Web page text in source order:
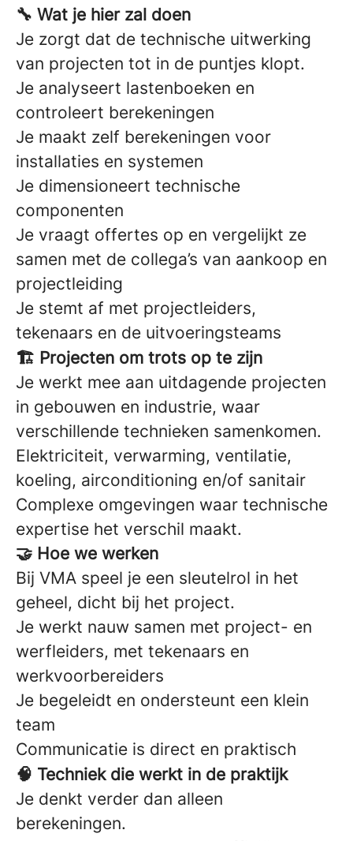
🔧 Wat je hier zal doen
Je zorgt dat de technische uitwerking
van projecten tot in de puntjes klopt.
Je analyseert lastenboeken en
controleert berekeningen
Je maakt zelf berekeningen voor
installaties en systemen
Je dimensioneert technische
componenten
Je vraagt offertes op en vergelijkt ze
samen met de collega’s van aankoop en
projectleiding
Je stemt af met projectleiders,
tekenaars en de uitvoeringsteams
🏗️ Projecten om trots op te zijn
Je werkt mee aan uitdagende projecten
in gebouwen en industrie, waar
verschillende technieken samenkomen.
Elektriciteit, verwarming, ventilatie,
koeling, airconditioning en/of sanitair
Complexe omgevingen waar technische
expertise het verschil maakt.
🤝 Hoe we werken
Bij VMA speel je een sleutelrol in het
geheel, dicht bij het project.
Je werkt nauw samen met project- en
werfleiders, met tekenaars en
werkvoorbereiders
Je begeleidt en ondersteunt een klein
team
Communicatie is direct en praktisch
🧠 Techniek die werkt in de praktijk
Je denkt verder dan alleen
berekeningen.